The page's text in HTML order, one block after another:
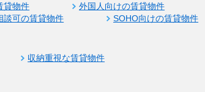
貸物件
外国人向けの賃貸物件
談可の賃貸物件
SOHO向けの賃貸物件
収納重視な賃貸物件